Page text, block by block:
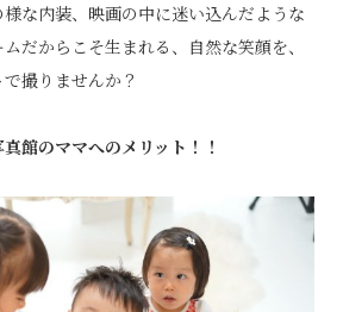
な内装、映画の中に迷い込んだような
だからこそ生まれる、自然な笑顔を、
撮りませんか？
館のママへのメリット！！